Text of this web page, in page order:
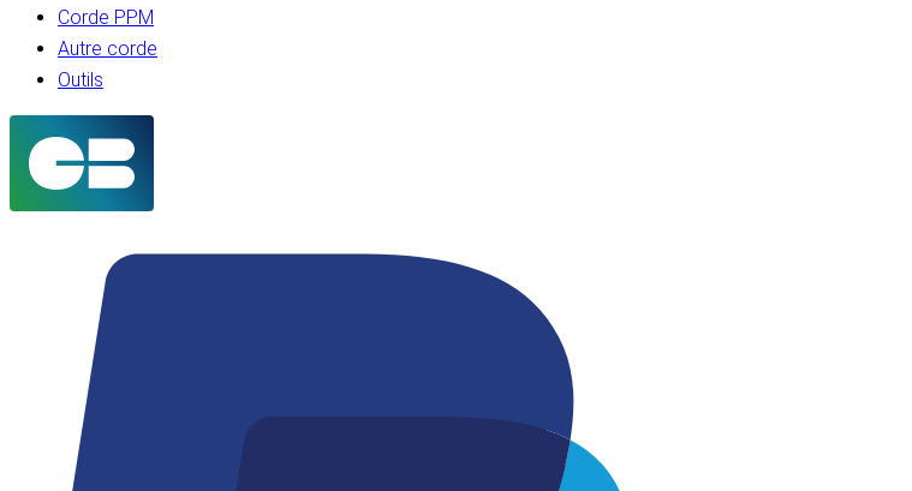
Corde PPM
Autre corde
Outils